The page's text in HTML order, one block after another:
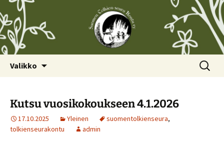
Valikko Haku:
Kutsu vuosikokoukseen 4.1.2026
17.10.2025 Yleinen suomentolkienseura,
tolkienseurakontu
admin